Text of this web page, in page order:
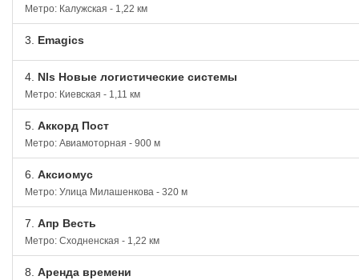
Метро: Калужская - 1,22 км
3. Emagics
4. Nls Новые логистические системы
Метро: Киевская - 1,11 км
5. Аккорд Пост
Метро: Авиамоторная - 900 м
6. Аксиомус
Метро: Улица Милашенкова - 320 м
7. Апр Весть
Метро: Сходненская - 1,22 км
8. Аренда времени